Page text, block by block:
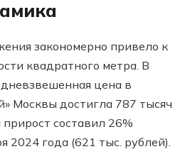
закономерно привело к
квадратного метра. В
цена в
Москвы достигла 787 тысяч
прирост составил 26%
2024 года (621 тыс. рублей).